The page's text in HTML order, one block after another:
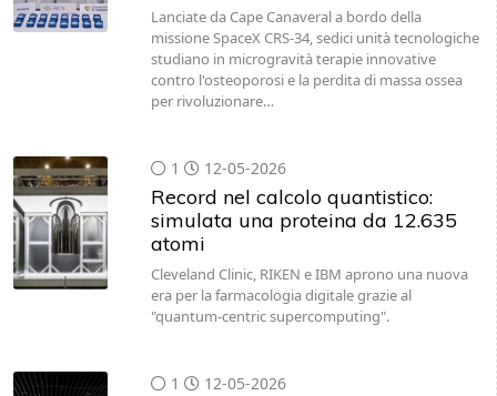
Lanciate da Cape Canaveral a bordo della
missione SpaceX CRS-34, sedici unità tecnologiche
studiano in microgravità terapie innovative
contro l'osteoporosi e la perdita di massa ossea
per rivoluzionare…
1 12-05-2026
Record nel calcolo quantistico:
simulata una proteina da 12.635
atomi
Cleveland Clinic, RIKEN e IBM aprono una nuova
era per la farmacologia digitale grazie al
"quantum-centric supercomputing".
1 12-05-2026